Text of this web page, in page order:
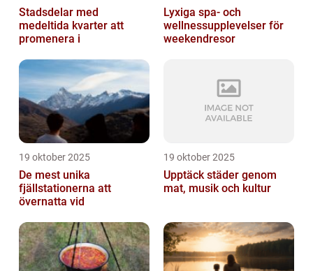
Stadsdelar med
medeltida kvarter att
promenera i
Lyxiga spa- och
wellnessupplevelser för
weekendresor
19 oktober 2025
De mest unika
fjällstationerna att
övernatta vid
19 oktober 2025
Upptäck städer genom
mat, musik och kultur